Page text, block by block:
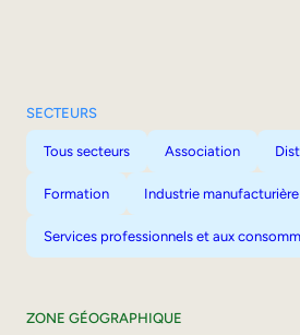
SECTEURS
Tous secteurs Association
Formation Industrie manufacturière
Services professionnels et aux
ZONE GÉOGRAPHIQUE